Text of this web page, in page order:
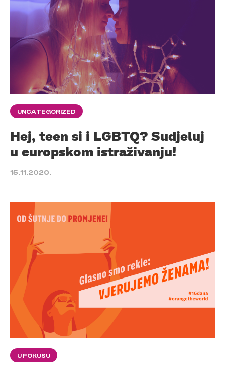
UNCATEGORIZED
Hej, teen si i LGBTQ? Sudjeluj
u europskom istraživanju!
15.11.2020.
U FOKUSU